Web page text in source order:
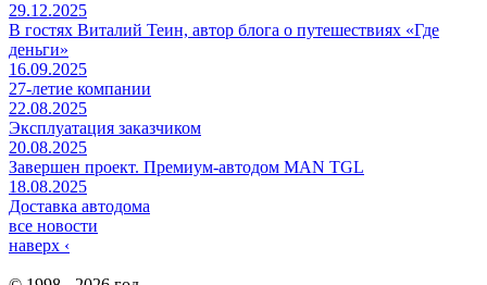
29.12.2025
В гостях Виталий Теин, автор блога о путешествиях «Где
деньги»
16.09.2025
27-летие компании
22.08.2025
Эксплуатация заказчиком
20.08.2025
Завершен проект. Премиум-автодом MAN TGL
18.08.2025
Доставка автодома
все новости
наверх ‹